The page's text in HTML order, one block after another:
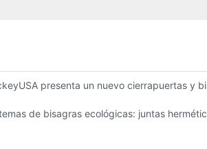
presenta un nuevo cierrapuertas y
de bisagras ecológicas: juntas